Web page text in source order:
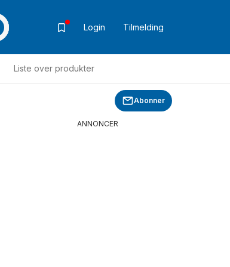
Login Tilmelding
Liste over produkter
Abonner
ANNONCER